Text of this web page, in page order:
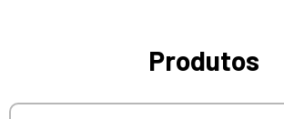
Produtos